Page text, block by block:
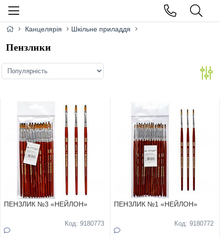
Канцелярія Шкільне приладдя
Пензлики
ПЕНЗЛИК №3 «НЕЙЛОН»
Код: 9180773
ПЕНЗЛИК №1 «НЕЙЛОН»
Код: 9180772